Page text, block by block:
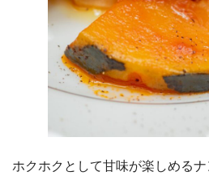
ホクホクとして甘味が楽しめるナ